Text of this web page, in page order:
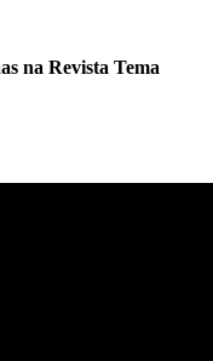
na Revista Tema